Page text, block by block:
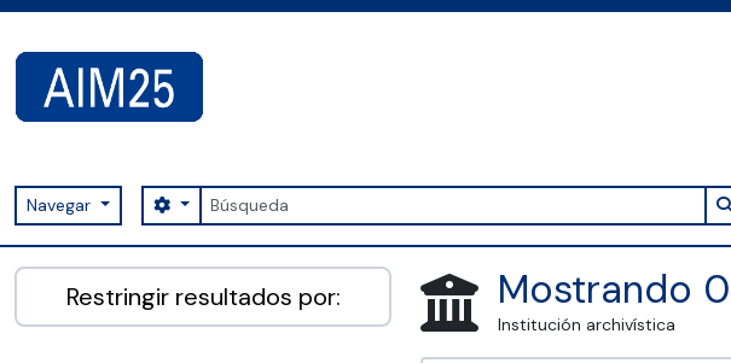
Navegar Búsqueda
Search options
AIM25 - AtoM 2.8.2
Restringir resultados por: Mostrando
Institución archivística